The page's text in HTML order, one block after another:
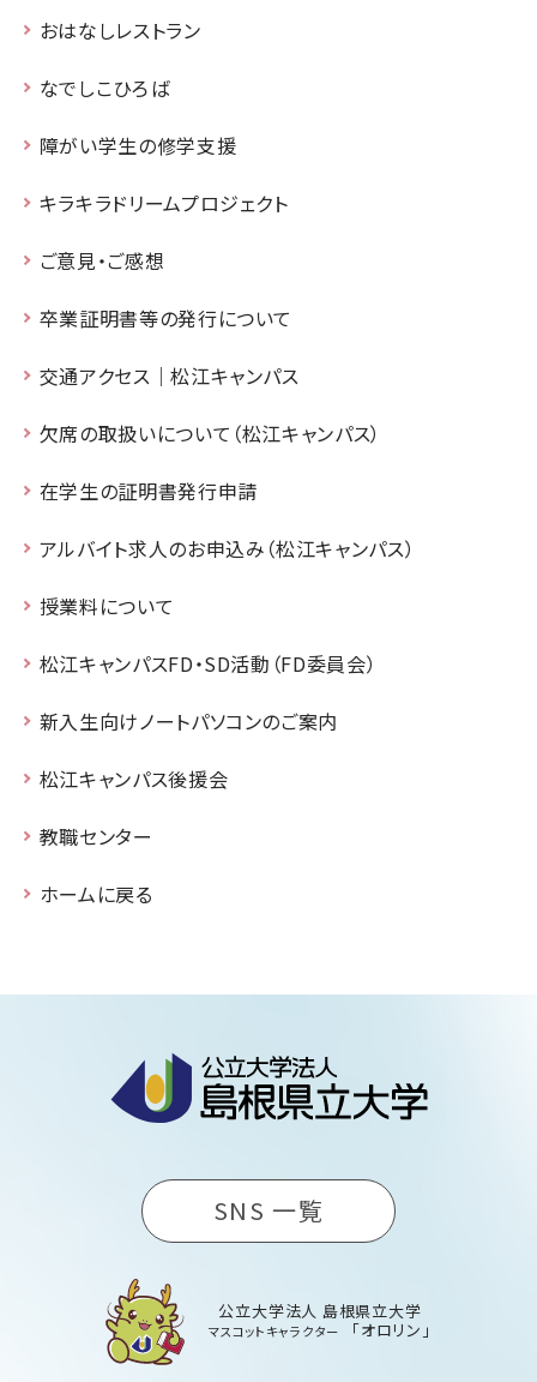
おはなしレストラン
なでしこひろば
障がい学生の修学支援
キラキラドリームプロジェクト
ご意見・ご感想
卒業証明書等の発行について
交通アクセス｜松江キャンパス
欠席の取扱いについて（松江キャンパス）
在学生の証明書発行申請
アルバイト求人のお申込み（松江キャンパス）
授業料について
松江キャンパスFD・SD活動（FD委員会）
新入生向けノートパソコンのご案内
松江キャンパス後援会
教職センター
ホームに戻る
SNS 一覧
公立大学法人 島根県立大学
マスコットキャラクター 「オロリン」